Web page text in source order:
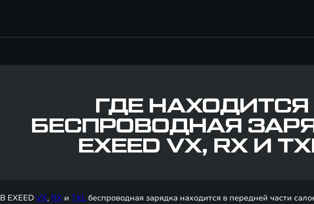
ГДЕ НАХОДИТСЯ
БЕСПРОВОДНАЯ
EXEED VX, RX И
В EXEEDVX, RX иTXL беспроводная зарядка находится в передней части